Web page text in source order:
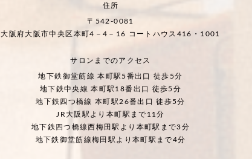
住所
〒542-0081
大阪府大阪市中央区本町4－4－16 コートハウス416・1001
サロンまでのアクセス
地下鉄御堂筋線 本町駅5番出口 徒歩5分
地下鉄中央線 本町駅18番出口 徒歩5分
地下鉄四つ橋線 本町駅26番出口 徒歩5分
JR大阪駅より本町駅まで11分
地下鉄四つ橋線西梅田駅より本町駅まで3分
地下鉄御堂筋線梅田駅より本町駅まで4分